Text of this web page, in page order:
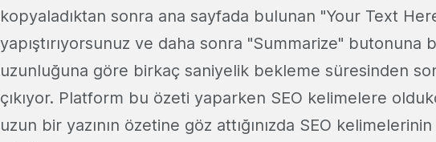
kopyaladıktan sonra ana sayfada bulunan "Your Text
yapıştırıyorsunuz ve daha sonra "Summarize" butonuna
uzunluğuna göre birkaç saniyelik bekleme süresinden
çıkıyor. Platform bu özeti yaparken SEO kelimelere
uzun bir yazının özetine göz attığınızda SEO kelimelerinin